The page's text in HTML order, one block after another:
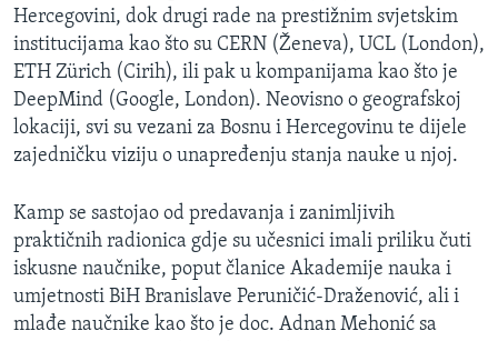
Hercegovini, dok drugi rade na prestižnim svjetskim
institucijama kao što su CERN (Ženeva), UCL (London),
ETH Zürich (Cirih), ili pak u kompanijama kao što je
DeepMind (Google, London). Neovisno o geografskoj
lokaciji, svi su vezani za Bosnu i Hercegovinu te dijele
zajedničku viziju o unapređenju stanja nauke u njoj.
Kamp se sastojao od predavanja i zanimljivih
praktičnih radionica gdje su učesnici imali priliku čuti
iskusne naučnike, poput članice Akademije nauka i
umjetnosti BiH Branislave Peruničić-Draženović, ali i
mlađe naučnike kao što je doc. Adnan Mehonić sa